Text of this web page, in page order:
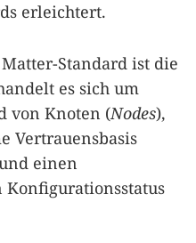
erleichtert.
Standard ist die
es sich um
von Knoten (Nodes),
Vertrauensbasis
einen